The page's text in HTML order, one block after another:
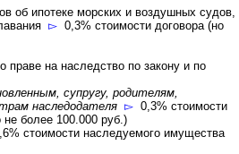
об ипотеке морских и воздушных судов,
▻ 0,3% стоимости договора (но
праве на наследство по закону и по
супругу, родителям,
наследодателя ▻ 0,3% стоимости
более 100.000 руб.)
стоимости наследуемого имущества